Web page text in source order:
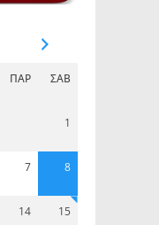
ΠΑΡ ΣΆΒ
1
7 8
14 15